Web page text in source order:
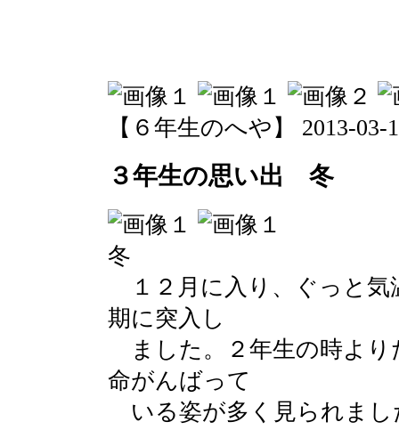
【６年生のへや】 2013-03-
３年生の思い出 冬
冬
１２月に入り、ぐっと気
期に突入し
ました。２年生の時より
命がんばって
いる姿が多く見られまし